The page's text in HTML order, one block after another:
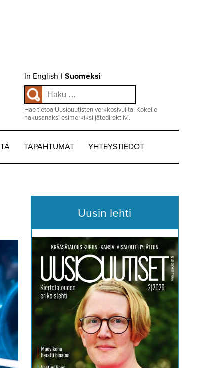
Choose
language
Valitse
kieli:
In English | Suomeksi
Haku:
Hae tietoa Uusiouutisten verkkosivuilta. Kokeile
hakusanaksi esimerkiksi jätedirektiivi.
TAPAHTUMAT YHTEYSTIEDOT
Uusin lehti